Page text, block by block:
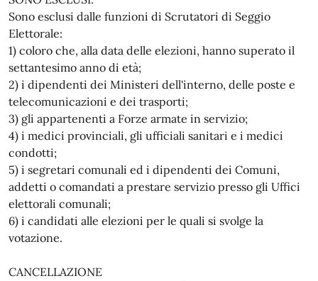
Sono esclusi dalle funzioni di Scrutatori di Seggio
Elettorale:
1) coloro che, alla data delle elezioni, hanno superato il
settantesimo anno di età;
2) i dipendenti dei Ministeri dell'interno, delle poste e
telecomunicazioni e dei trasporti;
3) gli appartenenti a Forze armate in servizio;
4) i medici provinciali, gli ufficiali sanitari e i medici
condotti;
5) i segretari comunali ed i dipendenti dei Comuni,
addetti o comandati a prestare servizio presso gli Uffici
elettorali comunali;
6) i candidati alle elezioni per le quali si svolge la
votazione.
CANCELLAZIONE